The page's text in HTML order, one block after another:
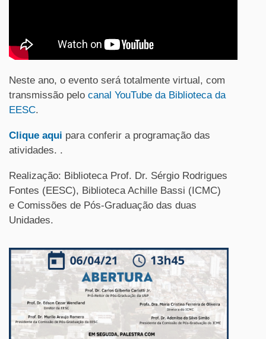
Neste ano, o evento será totalmente virtual, com
transmissão pelo canal YouTube da Biblioteca da
EESC.
Clique aqui para conferir a programação das
atividades. .
Realização: Biblioteca Prof. Dr. Sérgio Rodrigues
Fontes (EESC), Biblioteca Achille Bassi (ICMC)
e Comissões de Pós-Graduação das duas
Unidades.